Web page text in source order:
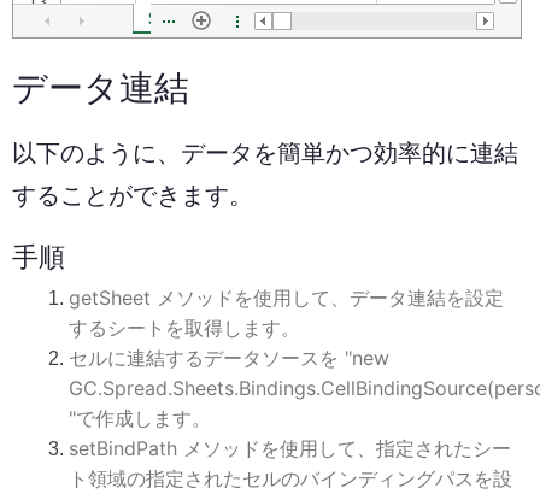
データ連結
以下のように、データを簡単かつ効率的に連結
することができます。
手順
getSheet メソッドを使用して、データ連結を設定
するシートを取得します。
セルに連結するデータソースを "new
"で作成します。
setBindPath メソッドを使用して、指定されたシー
ト領域の指定されたセルのバインディングパスを設